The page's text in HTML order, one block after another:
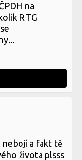
na
RTG
nebojí a fakt tě
života plsss